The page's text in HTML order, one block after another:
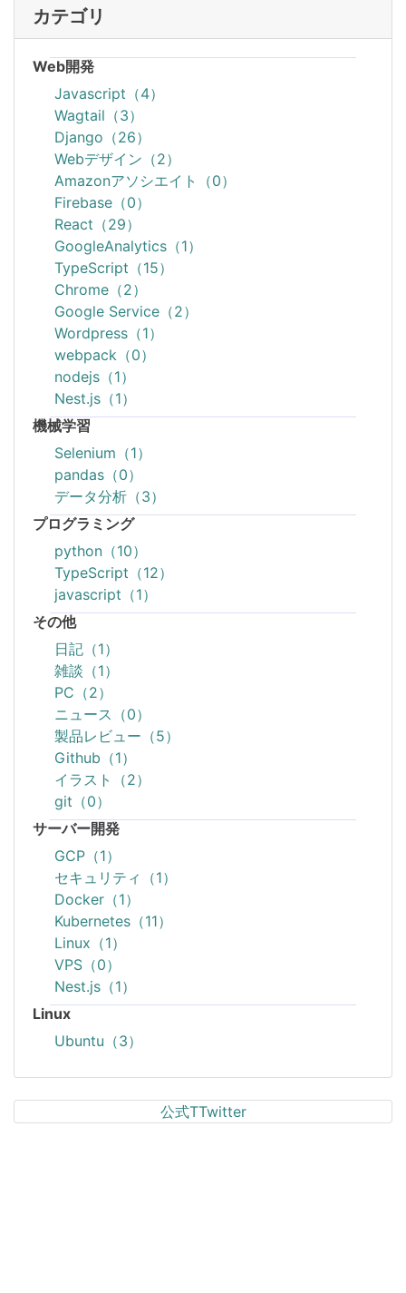
カテゴリ
Web開発
Javascript（4）
Wagtail（3）
Django（26）
Webデザイン（2）
Amazonアソシエイト（0）
Firebase（0）
React（29）
GoogleAnalytics（1）
TypeScript（15）
Chrome（2）
Google Service（2）
Wordpress（1）
webpack（0）
nodejs（1）
Nest.js（1）
機械学習
Selenium（1）
pandas（0）
データ分析（3）
プログラミング
python（10）
TypeScript（12）
javascript（1）
その他
日記（1）
雑談（1）
PC（2）
ニュース（0）
製品レビュー（5）
Github（1）
イラスト（2）
git（0）
サーバー開発
GCP（1）
セキュリティ（1）
Docker（1）
Kubernetes（11）
Linux（1）
VPS（0）
Nest.js（1）
Linux
Ubuntu（3）
公式TTwitter